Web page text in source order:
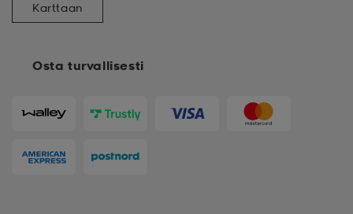
Osta turvallisesti
Karttaan